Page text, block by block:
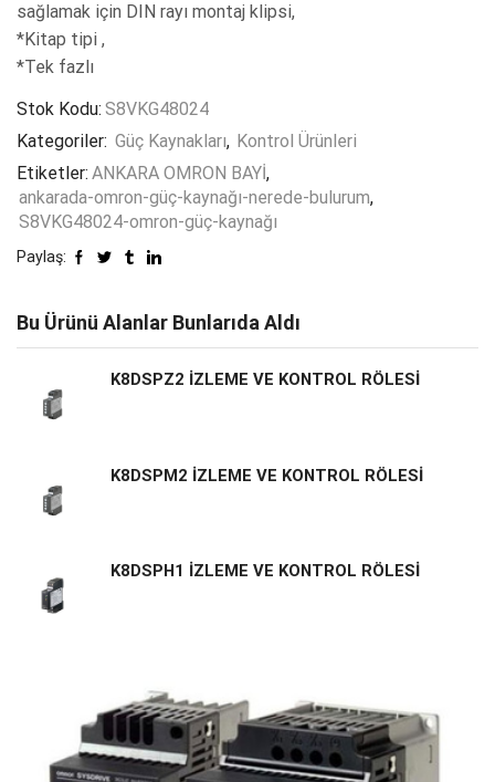
sağlamak için DIN rayı montaj klipsi,
*Kitap tipi ,
*Tek fazlı
Stok Kodu: S8VKG48024
Kategoriler: Güç Kaynakları, Kontrol Ürünleri
Etiketler: ANKARA OMRON BAYİ,
ankarada-omron-güç-kaynağı-nerede-bulurum,
S8VKG48024-omron-güç-kaynağı
Paylaş:
Bu Ürünü Alanlar Bunlarıda Aldı
K8DSPZ2 İZLEME VE KONTROL RÖLESİ
K8DSPM2 İZLEME VE KONTROL RÖLESİ
K8DSPH1 İZLEME VE KONTROL RÖLESİ